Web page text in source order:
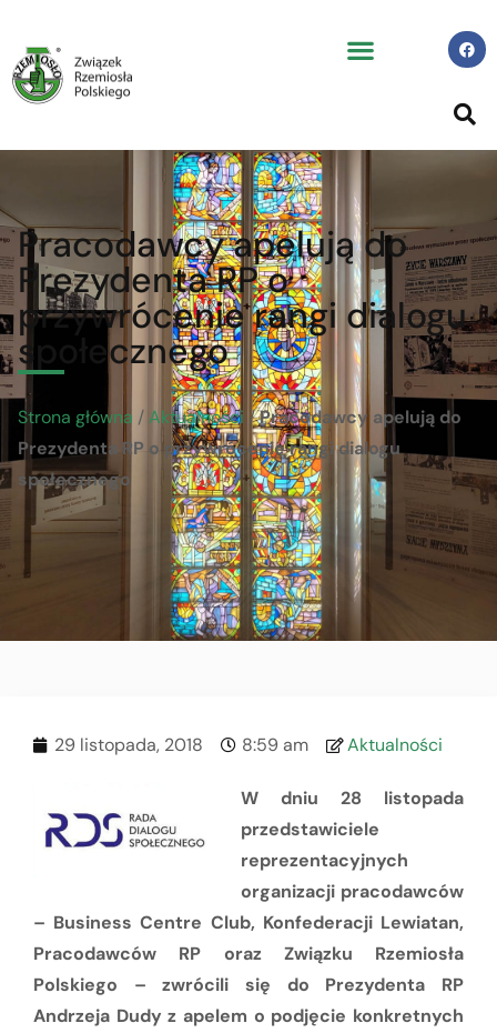
Pracodawcy apelują do
Prezydenta RP o
przywrócenie rangi dialogu
społecznego
Strona główna /Aktualności /Pracodawcy apelują do
Prezydenta RP o przywrócenie rangi dialogu
społecznego
29 listopada, 2018 8:59 am Aktualności
W dniu 28 listopada
przedstawiciele
reprezentacyjnych
organizacji pracodawców
– Business Centre Club, Konfederacji Lewiatan,
Pracodawców RP oraz Związku Rzemiosła
Polskiego – zwrócili się do Prezydenta RP
Andrzeja Dudy z apelem o podjęcie konkretnych